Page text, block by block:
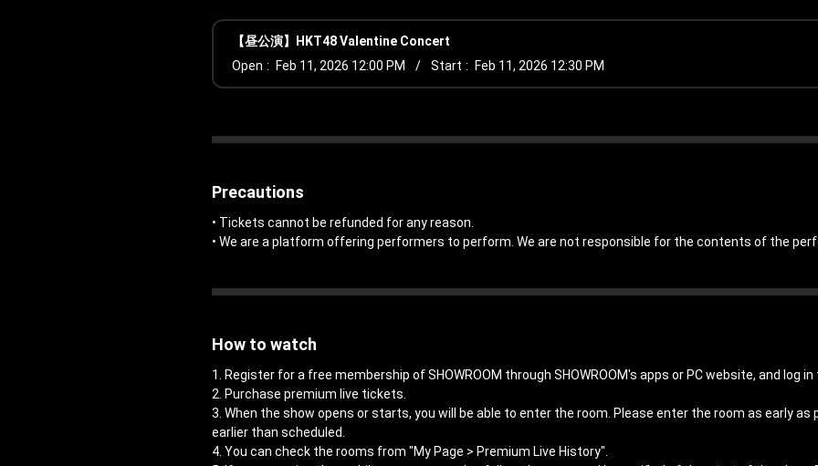
【昼公演】HKT48 Valentine Concert
Open
Feb 11, 2026 12:00 PM Start Feb 11, 2026 12:30 PM
Precautions
• Tickets cannot be refunded for any reason.
• We are a platform offering performers to perform. We are not responsible for the contents of the
How to watch
1. Register for a free membership of SHOWROOM through SHOWROOM's apps or PC website, and log in
2. Purchase premium live tickets.
3. When the show opens or starts, you will be able to enter the room. Please enter the room as early
earlier than scheduled.
4. You can check the rooms from "My Page > Premium Live History".